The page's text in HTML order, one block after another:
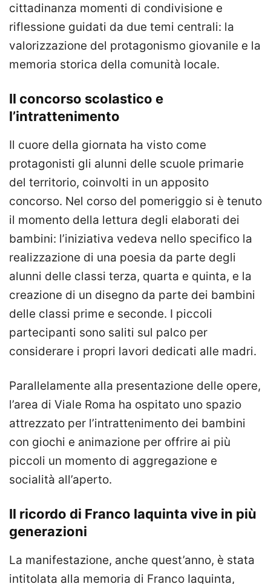
cittadinanza momenti di condivisione e
riflessione guidati da due temi centrali: la
valorizzazione del protagonismo giovanile e la
memoria storica della comunità locale.
Il concorso scolastico e
l’intrattenimento
Il cuore della giornata ha visto come
protagonisti gli alunni delle scuole primarie
del territorio, coinvolti in un apposito
concorso. Nel corso del pomeriggio si è tenuto
il momento della lettura degli elaborati dei
bambini: l’iniziativa vedeva nello specifico la
realizzazione di una poesia da parte degli
alunni delle classi terza, quarta e quinta, e la
creazione di un disegno da parte dei bambini
delle classi prime e seconde. I piccoli
partecipanti sono saliti sul palco per
considerare i propri lavori dedicati alle madri.
Parallelamente alla presentazione delle opere,
l’area di Viale Roma ha ospitato uno spazio
attrezzato per l’intrattenimento dei bambini
con giochi e animazione per offrire ai più
piccoli un momento di aggregazione e
socialità all’aperto.
Il ricordo di Franco Iaquinta vive in più
generazioni
La manifestazione, anche quest’anno, è stata
intitolata alla memoria di Franco Iaquinta,